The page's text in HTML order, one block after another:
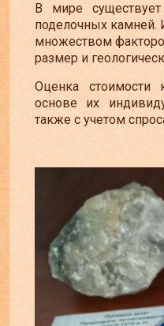
В мире существует
поделочных камней.
множеством
размер и
Оценка стоимости
основе их
также с учетом